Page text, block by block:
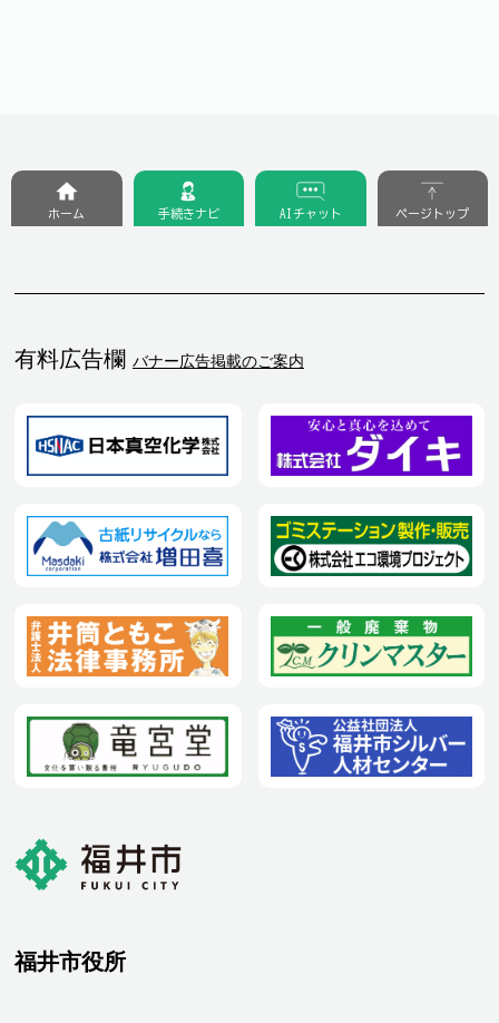
有料広告欄 バナー広告掲載のご案内
ホーム 手続きナビ AIチャット ページトップ
福井市役所